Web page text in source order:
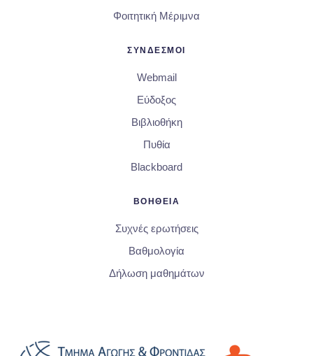
Φοιτητική Μέριμνα
ΣΥΝΔΕΣΜΟΙ
Webmail
Εύδοξος
Βιβλιοθήκη
Πυθία
Blackboard
ΒΟΗΘΕΙΑ
Συχνές ερωτήσεις
Βαθμολογία
Δήλωση μαθημάτων